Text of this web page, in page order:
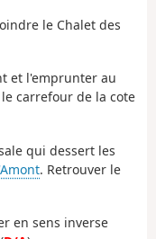
le Chalet des
et l'emprunter au
carrefour de la cote
qui dessert les
. Retrouver le
en sens inverse